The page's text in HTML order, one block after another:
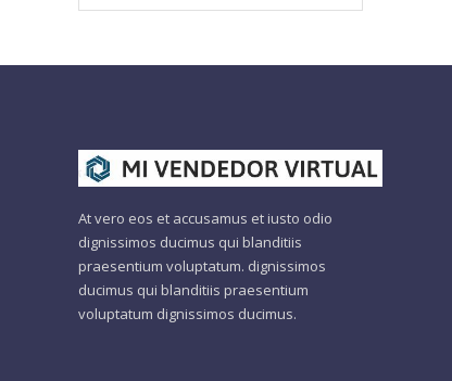
At vero eos et accusamus et iusto odio
dignissimos ducimus qui blanditiis
praesentium voluptatum. dignissimos
ducimus qui blanditiis praesentium
voluptatum dignissimos ducimus.